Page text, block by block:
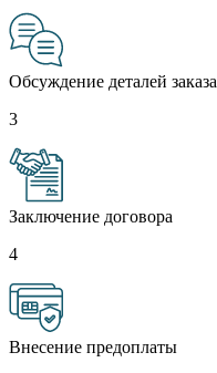
Обсуждение деталей заказа
3
Заключение договора
4
Внесение предоплаты